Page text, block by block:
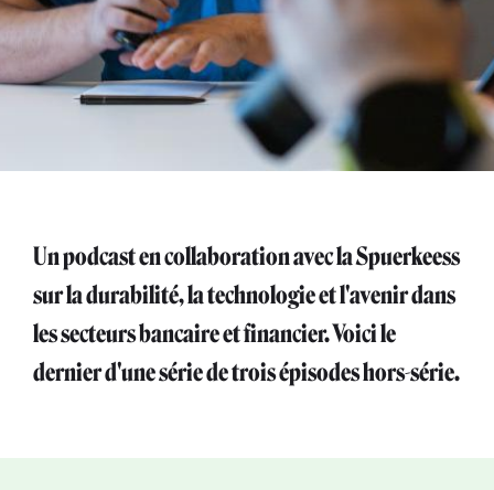
Un podcast en collaboration avec la Spuerkeess
sur la durabilité, la technologie et l'avenir dans
les secteurs bancaire et financier. Voici le
dernier d'une série de trois épisodes hors-série.